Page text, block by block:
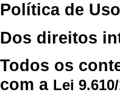
Política de Uso
Dos direitos
Todos os
com a Lei